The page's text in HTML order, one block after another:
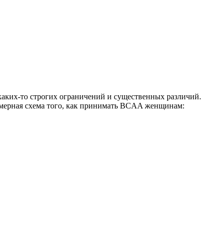
то строгих ограничений и существенных различий.
схема того, как принимать BCAA женщинам: